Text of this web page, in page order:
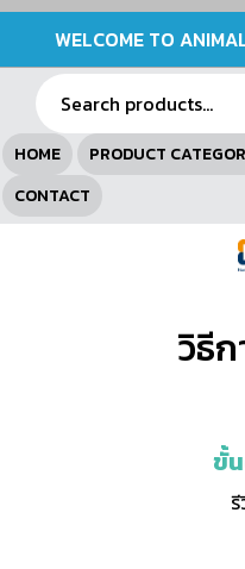
WELCOME TO
HOME PRODUCT
CONTACT
วิธี
ขั้